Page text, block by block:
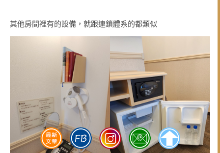
其他房間裡有的設備，就跟連鎖體系的都類似